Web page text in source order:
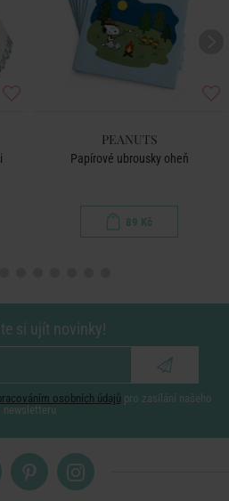
PEANUTS
Papírové ubrousky oheň
89 Kč
si ujít novinky!
osobních údajů pro zasílání našeho
newsletteru